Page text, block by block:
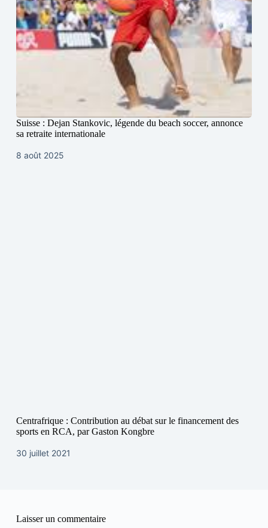
Suisse : Dejan Stankovic, légende du beach soccer, annonce
sa retraite internationale
8 août 2025
Centrafrique : Contribution au débat sur le financement des
sports en RCA, par Gaston Kongbre
30 juillet 2021
Laisser un commentaire